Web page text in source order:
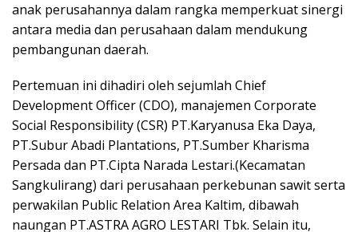
anak perusahannya dalam rangka memperkuat sinergi
antara media dan perusahaan dalam mendukung
pembangunan daerah.
Pertemuan ini dihadiri oleh sejumlah Chief
Development Officer (CDO), manajemen Corporate
Social Responsibility (CSR) PT.Karyanusa Eka Daya,
PT.Subur Abadi Plantations, PT.Sumber Kharisma
Persada dan PT.Cipta Narada Lestari.(Kecamatan
Sangkulirang) dari perusahaan perkebunan sawit serta
perwakilan Public Relation Area Kaltim, dibawah
naungan PT.ASTRA AGRO LESTARI Tbk. Selain itu,